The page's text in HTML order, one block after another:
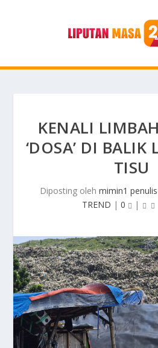
KENALI
‘DOSA’ DI BALIK
TISU
Diposting oleh mimin1 penulis
TREND | 0 |